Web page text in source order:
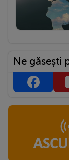
Ne găsești